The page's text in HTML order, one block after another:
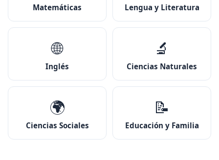
Matemáticas Lengua y Literatura
🌐
Inglés
🔬
Ciencias Naturales
🌍
Ciencias Sociales
📝
Educación y Familia